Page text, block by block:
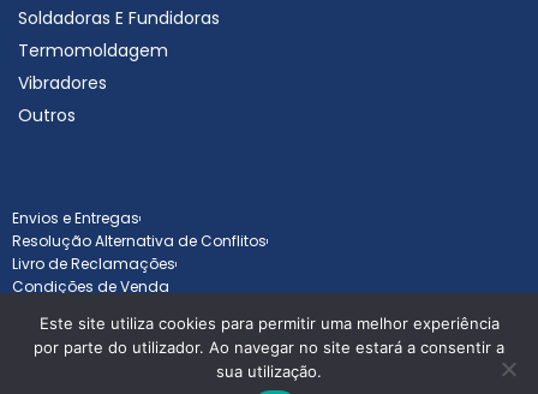
Soldadoras E Fundidoras
Termomoldagem
Vibradores
Outros
Envios e Entregas
Resolução Alternativa de Conflitos
Livro de Reclamações
Condições de Venda
Este site utiliza cookies para permitir uma melhor experiência
por parte do utilizador. Ao navegar no site estará a consentir a
sua utilização.